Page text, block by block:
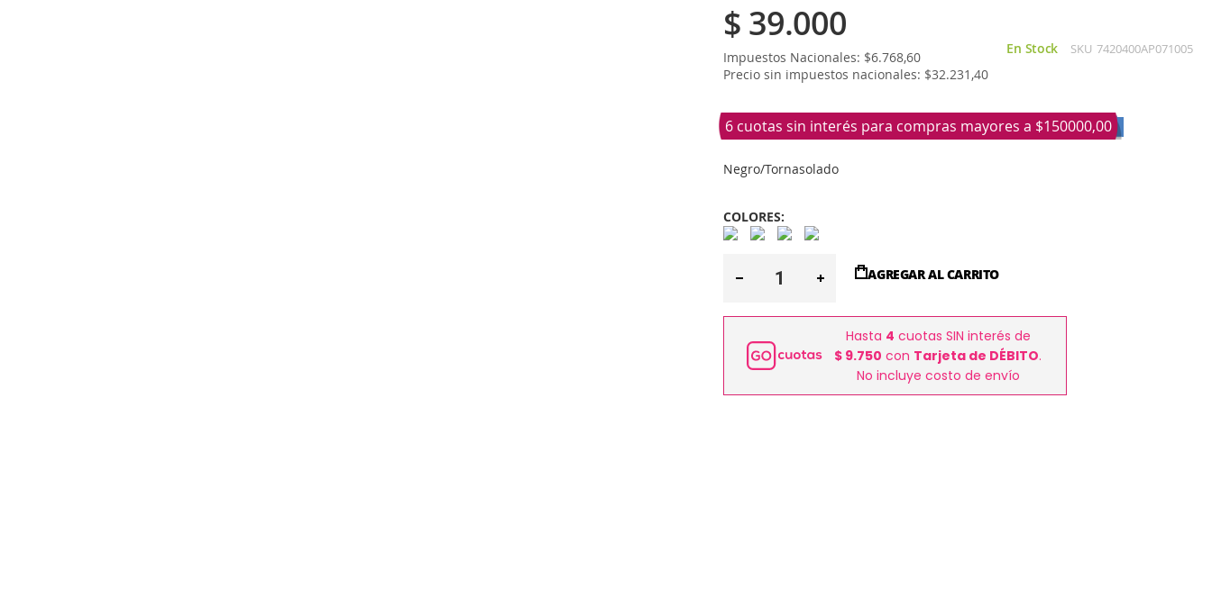
$ 39.000
Impuestos Nacionales: $6.768,60
Precio sin impuestos nacionales: $32.231,40
En Stock SKU 7420400AP071005
6 cuotas sin interés para compras mayores a $150000,00
Negro/Tornasolado
COLORES:
AGREGAR AL CARRITO
Hasta 4 cuotas SIN interés de
$ 9.750 con Tarjeta de DÉBITO.
No incluye costo de envío